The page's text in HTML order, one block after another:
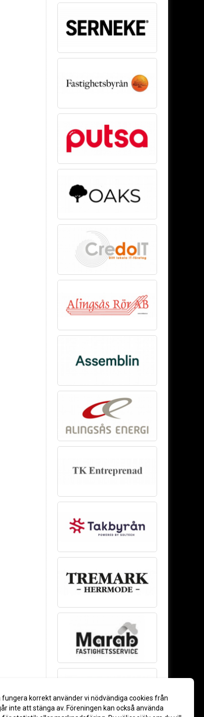
fungera korrekt använder vi nödvändiga cookies från
inte att stänga av. Föreningen kan också använda